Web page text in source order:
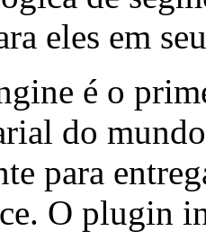
eles em
é o
do
para
O plugin